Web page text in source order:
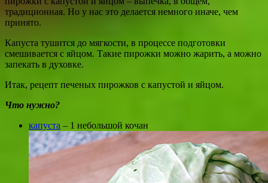
традиционная. Но у нас это делается немного иначе, чем
принято.
Капуста тушится до мягкости, в процессе подготовки
смешивается с яйцом. Такие пирожки можно жарить, а можно
запекать в духовке.
Итак, рецепт печеных пирожков с капустой и яйцом.
Что нужно?
капуста – 1 небольшой кочан